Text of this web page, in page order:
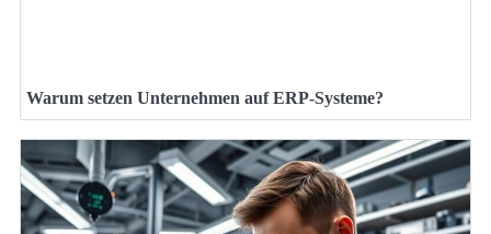
Warum setzen Unternehmen auf ERP-Systeme?